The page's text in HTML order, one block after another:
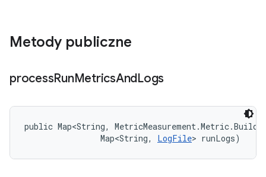
Metody publiczne
processRunMetricsAndLogs
public Map<String,
                Map<String,
LogFile> runLogs)